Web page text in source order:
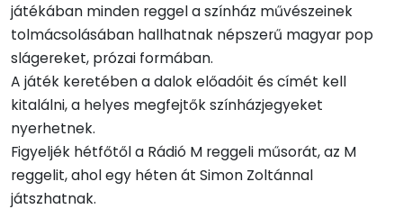
játékában minden reggel a színház művészeinek
tolmácsolásában hallhatnak népszerű magyar pop
slágereket, prózai formában.
A játék keretében a dalok előadóit és címét kell
kitalálni, a helyes megfejtők színházjegyeket
nyerhetnek.
Figyeljék hétfőtől a Rádió M reggeli műsorát, az M
reggelit, ahol egy héten át Simon Zoltánnal
játszhatnak.